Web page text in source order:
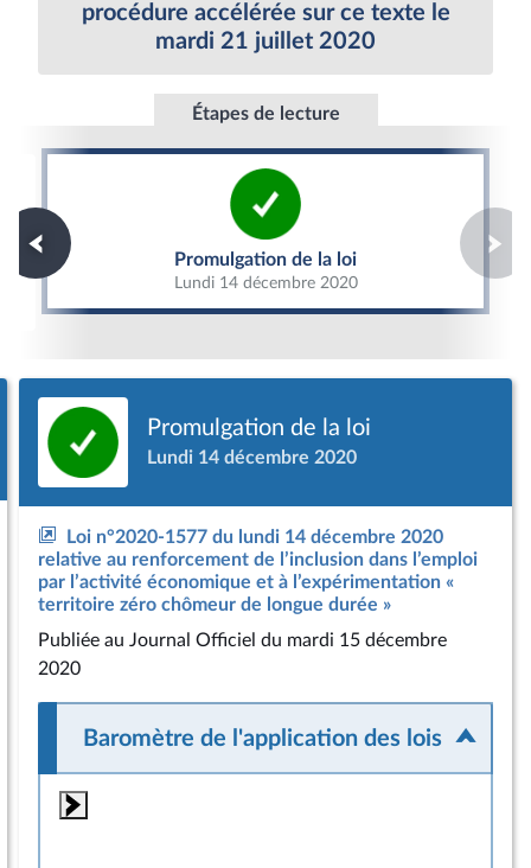
procédure accélérée sur ce texte le
mardi 21 juillet 2020
Étapes de lecture
Promulgation de la loi
Lundi 14 décembre 2020
Promulgation de la loi
Promulgation de la loi
Lundi 14 décembre 2020
Loi n°2020-1577 du lundi 14 décembre 2020
relative au renforcement de l’inclusion dans l’emploi
par l’activité économique et à l’expérimentation «
territoire zéro chômeur de longue durée »
Publiée au Journal Officiel du mardi 15 décembre
2020
Baromètre de l'application des lois